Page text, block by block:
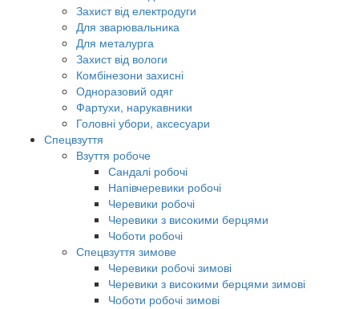
Захист від електродуги
Для зварювальника
Для металурга
Захист від вологи
Комбінезони захисні
Одноразовий одяг
Фартухи, нарукавники
Головні убори, аксесуари
Спецвзуття
Взуття робоче
Сандалі робочі
Напівчеревики робочі
Черевики робочі
Черевики з високими берцями
Чоботи робочі
Спецвзуття зимове
Черевики робочі зимові
Черевики з високими берцями зимові
Чоботи робочі зимові